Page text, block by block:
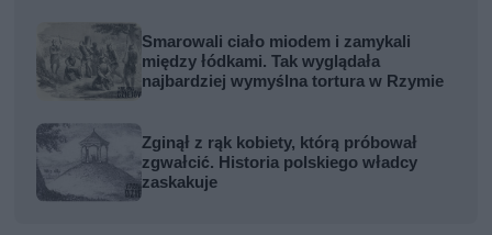
Smarowali ciało miodem i zamykali
między łódkami. Tak wyglądała
najbardziej wymyślna tortura w Rzymie
Zginął z rąk kobiety, którą próbował
zgwałcić. Historia polskiego władcy
zaskakuje